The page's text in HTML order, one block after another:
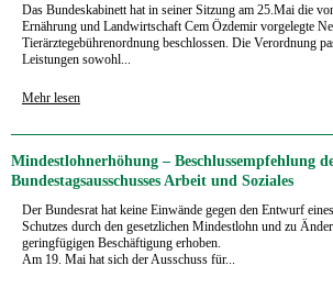
Das Bundeskabinett hat in seiner Sitzung am 25.Mai die
Ernährung und Landwirtschaft Cem Özdemir vorgelegte
Tierärztegebührenordnung beschlossen. Die Verordnung
Leistungen sowohl...
Mehr lesen
Mindestlohnerhöhung – Beschlussempfehlung
Bundestagsausschusses Arbeit und Soziales
Der Bundesrat hat keine Einwände gegen den Entwurf
Schutzes durch den gesetzlichen Mindestlohn und zu
geringfügi­gen Beschäftigung erhoben.
Am 19. Mai hat sich der Ausschuss für...